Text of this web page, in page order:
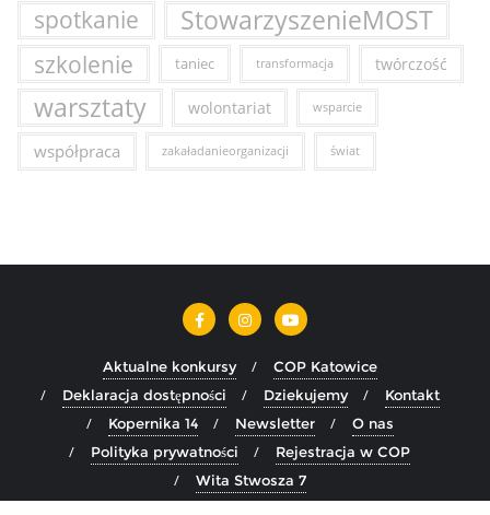
spotkanie StowarzyszenieMOST
szkolenie taniec transformacja twórczość
warsztaty wolontariat wsparcie
współpraca zakaładanieorganizacji świat
Aktualne konkursy
COP Katowice
Deklaracja dostępności
Dziekujemy
Kontakt
Kopernika 14
Newsletter
O nas
Polityka prywatności
Rejestracja w COP
Wita Stwosza 7